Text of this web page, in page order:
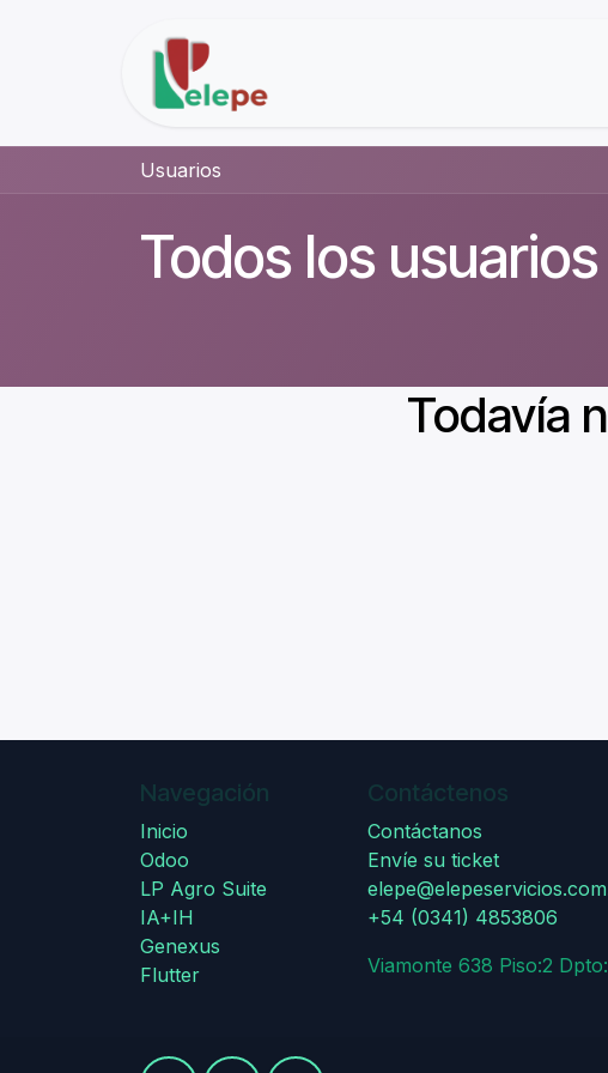
Usuarios
Todos los usuarios
Todavía
Navegación
Inicio
Odoo
LP Agro Suite
IA+IH
Genexus
Flutter
Contáctenos
Contáctanos
Envíe su ticket
+54 (0341) 4853806
Viamonte 638 Piso:2